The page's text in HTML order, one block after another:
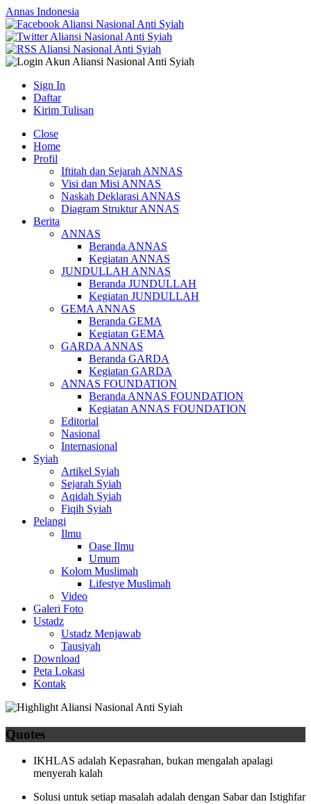
Annas Indonesia
Sign In
Daftar
Kirim Tulisan
Close
Home
Profil
Iftitah dan Sejarah ANNAS
Visi dan Misi ANNAS
Naskah Deklarasi ANNAS
Diagram Struktur ANNAS
Berita
ANNAS
Beranda ANNAS
Kegiatan ANNAS
JUNDULLAH ANNAS
Beranda JUNDULLAH
Kegiatan JUNDULLAH
GEMA ANNAS
Beranda GEMA
Kegiatan GEMA
GARDA ANNAS
Beranda GARDA
Kegiatan GARDA
ANNAS FOUNDATION
Beranda ANNAS FOUNDATION
Kegiatan ANNAS FOUNDATION
Editorial
Nasional
Internasional
Syiah
Artikel Syiah
Sejarah Syiah
Aqidah Syiah
Fiqih Syiah
Pelangi
Ilmu
Oase Ilmu
Umum
Kolom Muslimah
Lifestye Muslimah
Video
Galeri Foto
Ustadz
Ustadz Menjawab
Tausiyah
Download
Peta Lokasi
Kontak
Quotes
IKHLAS adalah Kepasrahan, bukan mengalah apalagi
menyerah kalah
Solusi untuk setiap masalah adalah dengan Sabar dan Istighfar